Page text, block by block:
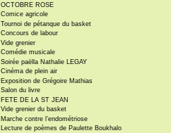
OCTOBRE ROSE
Comice agricole
Tournoi de pétanque du basket
Concours de labour
Vide grenier
Comédie musicale
Soirée paëlla Nathalie LEGAY
Cinéma de plein air
Exposition de Grégoire Mathias
Salon du livre
FETE DE LA ST JEAN
Vide grenier du basket
Marche contre l’endométriose
Lecture de poèmes de Paulette Boukhalo